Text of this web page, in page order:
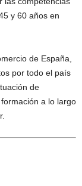
y 60 años en
de España,
por todo el país
de
a lo largo